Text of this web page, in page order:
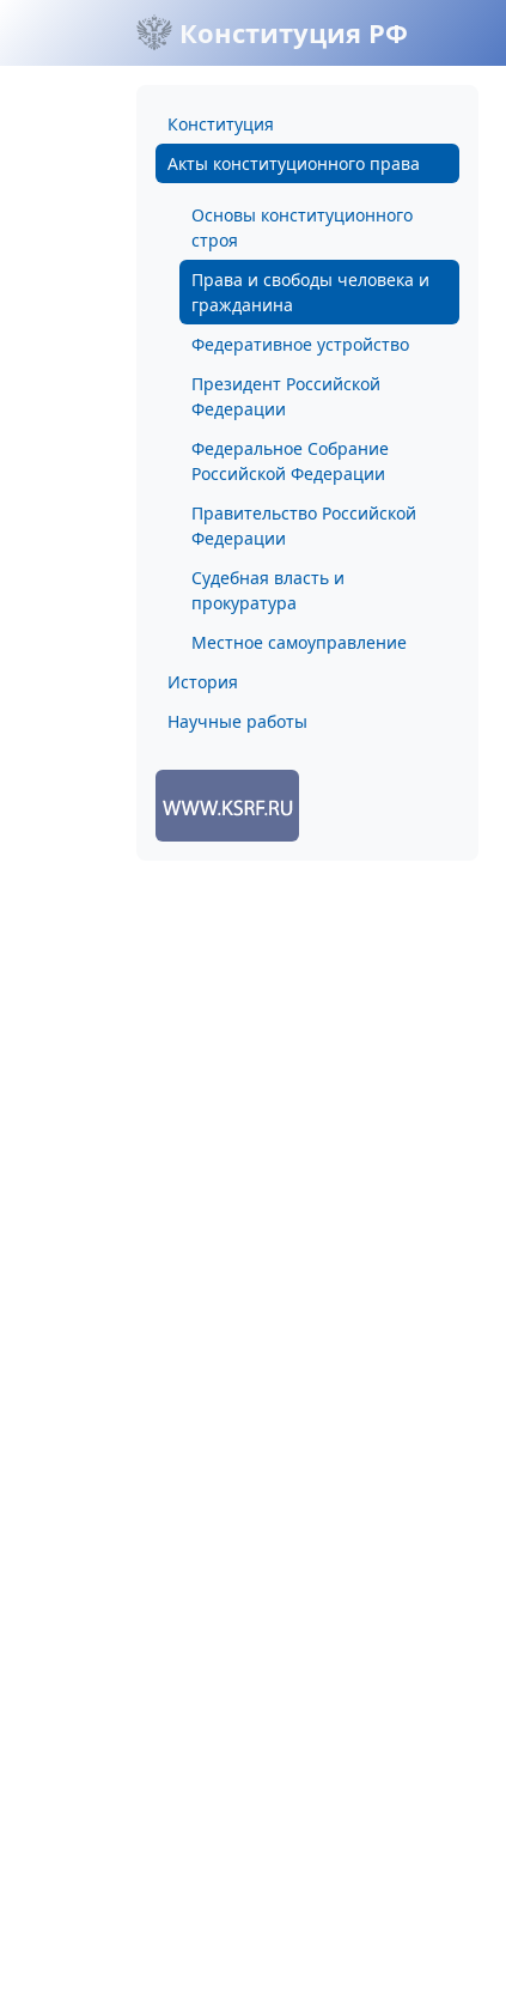
Конституция РФ
Конституция
Акты конституционного права
Основы конституционного
строя
Права и свободы человека и
гражданина
Федеративное устройство
Президент Российской
Федерации
Федеральное Собрание
Российской Федерации
Правительство Российской
Федерации
Судебная власть и
прокуратура
Местное самоуправление
История
Научные работы